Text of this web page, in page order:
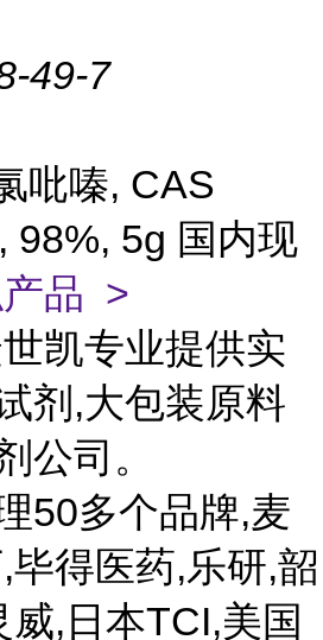
49-7
吡嗪, CAS
98%, 5g 国内现
品 >
世凯专业提供实
剂,大包装原料
公司。
50多个品牌,麦
毕得医药,乐研,韶
,日本TCI,美国